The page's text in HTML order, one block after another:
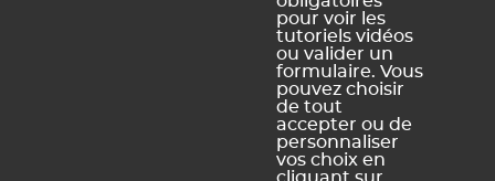
Schéma
pluriannuel
d'accessibilité
numérique
Légal produits
pour voir les
tutoriels vidéos
ou valider un
formulaire. Vous
pouvez choisir
de tout
accepter ou de
personnaliser
vos choix en